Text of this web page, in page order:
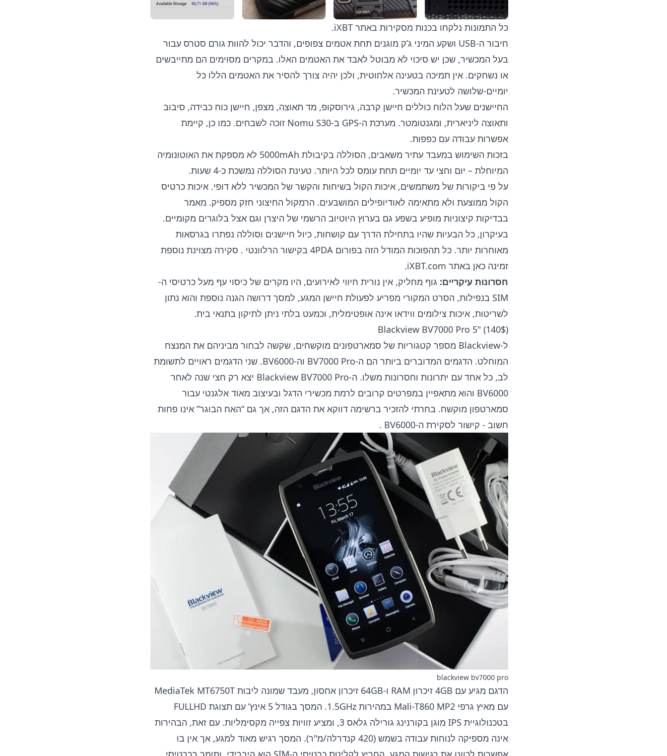
כל התמונות נלקחו בכנות מסקירות באתר iXBT.
חיבור ה-USB ושקע המיני ג’ק מוגנים תחת אטמים צפופים, והדבר יכול להוות גורם סטרס עבור
בעל המכשיר, שכן יש סיכוי לא מבוטל לאבד את האטמים האלו. במקרים מסוימים הם מתייבשים
או נשחקים. אין תמיכה בטעינה אלחוטית, ולכן יהיה צורך להסיר את האטמים הללו כל
יומיים-שלושה לטעינת המכשיר.
החיישנים שעל הלוח כוללים חיישן קרבה, גירוסקופ, מד תאוצה, מצפן, חיישן כוח כבידה, סיבוב
ותאוצה ליניארית, ומגנטומטר. מערכת ה-GPS ב-Nomu S30 זוכה לשבחים. כמו כן, קיימת
אפשרות עבודה עם כפפות.
בזכות השימוש במעבד עתיר משאבים, הסוללה בקיבולת 5000mAh לא מספקת את האוטונומיה
המיוחלת – יום וחצי עד יומיים תחת עומס לכל היותר. טעינת הסוללה נמשכת כ-4 שעות.
על פי ביקורות של משתמשים, איכות הקול בשיחות והקשר של המכשיר ללא דופי. איכות כרטיס
הקול ממוצעת ולא מתאימה לאודיופילים המושבעים. הרמקול החיצוני חזק מספיק. מאמר
בבדיקות קיצוניות מופיע בשפע גם בערוץ היוטיוב הרשמי של היצרן וגם אצל בלוגרים מקומיים.
בעיקרון, כל הבעיות שהיו בתחילת הדרך עם קושחות, כיול חיישנים וסוללה נפתרו בגרסאות
מאוחרות יותר. כל תהפוכות המודל הזה בפורום 4PDA
בקישור הרלוונטי . סקירה מצוינת נוספת
זמינה כאן באתר iXBT.com.
חסרונות עיקריים: גוף מחליק, אין נורית חיווי לאירועים, היו מקרים של כיסוי עף מעל כרטיסי ה-
SIM בנפילות, הסרט המקורי מפריע לפעולת חיישן המגע, למסך דרושה הגנה נוספת והוא נתון
לשריטות, איכות צילומים ווידאו אינה אופטימלית, וכמעט בלתי ניתן לתיקון בתנאי בית.
Blackview BV7000 Pro 5" (140$)
ל-Blackview מספר קטגוריות של סמארטפונים מוקשחים, שקשה לבחור מביניהם את המנצח
המוחלט. הדגמים המדוברים ביותר הם ה-BV7000 Pro וה-BV6000. שני הדגמים ראויים לתשומת
לב, כל אחד עם יתרונות וחסרונות משלו. ה-Blackview BV7000 Pro יצא רק חצי שנה לאחר
BV6000 והוא מתאפיין במפרטים קרובים לרמת מכשירי הדגל ובעיצוב מאוד אלגנטי עבור
סמארטפון מוקשח. בחרתי להזכיר ברשימה דווקא את הדגם הזה, אך גם “האח הבוגר” אינו פחות
חשוב - קישור לסקירת ה-BV6000 .
blackview bv7000 pro
הדגם מגיע עם 4GB זיכרון RAM ו-64GB זיכרון אחסון, מעבד שמונה ליבות MediaTek MT6750T
עם מאיץ גרפי Mali-T860 MP2 במהירות 1.5GHz. המסך בגודל 5 אינץ’ עם תצוגת FULLHD
בטכנולוגיית IPS מוגן בקורנינג גורילה גלאס 3, ומציע זוויות צפייה מקסימליות. עם זאת, הבהירות
אינה מספיקה לנוחות עבודה בשמש (420 קנדרלה/מ"ר). המסך רגיש מאוד למגע, אך אין בו